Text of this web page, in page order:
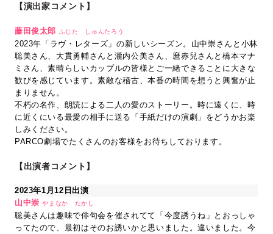
【演出家コメント】
藤田俊太郎 ふじた しゅんたろう
2023年「ラヴ・レターズ」の新しいシーズン。山中崇さんと小林
聡美さん、大貫勇輔さんと瀧内公美さん、麿赤兒さんと橋本マナ
ミさん、素晴らしいカップルの皆様とご一緒できることに大きな
歓びを感じています。素敵な稽古、本番の時間を想うと興奮が止
まりません。
不朽の名作、朗読による二人の愛のストーリー。時に遠くに、時
に近くにいる最愛の相手に送る「手紙だけの演劇」をどうかお楽
しみください。
PARCO劇場でたくさんのお客様をお待ちしております。
【出演者コメント】
2023年1月12日出演
山中崇やまなか たかし
聡美さんは趣味で俳句会を催されてて「今度誘うね」とおっしゃ
ってたので、最初はそのお誘いかと思いました。違いました。今